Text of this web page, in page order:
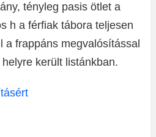
tényleg pasis ötlet a
h a férfiak tábora teljesen
a frappáns megvalósítással
került listánkban.